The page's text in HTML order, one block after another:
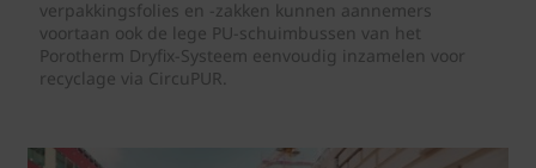
verpakkingsfolies en -zakken kunnen aannemers
voortaan ook de lege PU-schuimbussen van het
Porotherm Dryfix-Systeem eenvoudig inzamelen voor
recyclage via CircuPUR.